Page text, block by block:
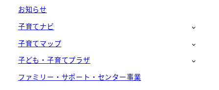
お知らせ
子育てナビ
子育てマップ
子ども・子育てプラザ
ファミリー・サポート・センター事業